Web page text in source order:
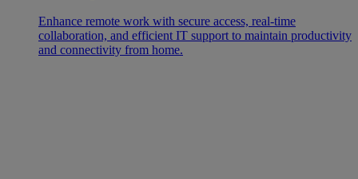
Enhance remote work with secure access, real-time
collaboration, and efficient IT support to maintain productivity
and connectivity from home.